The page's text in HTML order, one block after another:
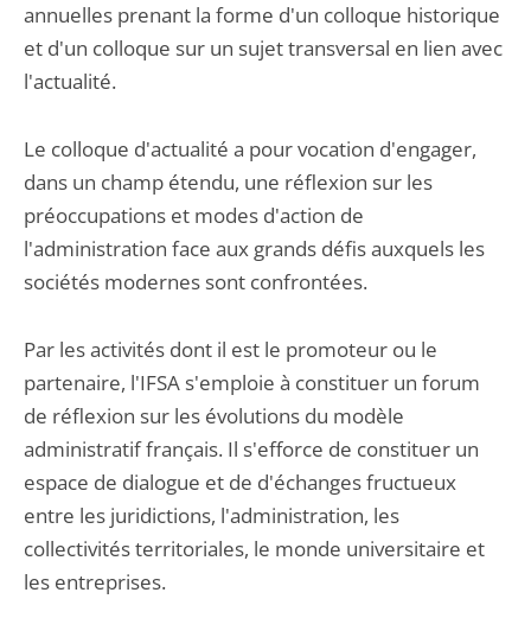
annuelles prenant la forme d'un colloque historique
et d'un colloque sur un sujet transversal en lien avec
l'actualité.
Le colloque d'actualité a pour vocation d'engager,
dans un champ étendu, une réflexion sur les
préoccupations et modes d'action de
l'administration face aux grands défis auxquels les
sociétés modernes sont confrontées.
Par les activités dont il est le promoteur ou le
partenaire, l'IFSA s'emploie à constituer un forum
de réflexion sur les évolutions du modèle
administratif français. Il s'efforce de constituer un
espace de dialogue et de d'échanges fructueux
entre les juridictions, l'administration, les
collectivités territoriales, le monde universitaire et
les entreprises.